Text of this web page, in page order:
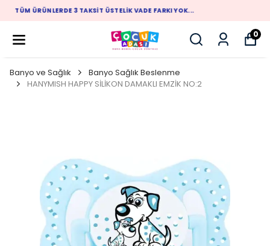
1.500 TL ÜZERİ ALIŞVERİŞLERİNİZDE ÜCRETSİZ KARGO
0
Banyo ve Sağlık
Banyo Sağlık Beslenme
HANYMISH HAPPY SİLİKON DAMAKLI EMZİK NO:2